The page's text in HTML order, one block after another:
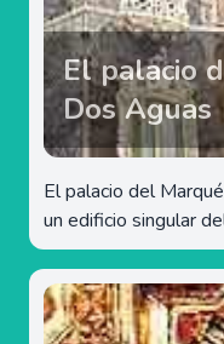
El palacio
Dos Aguas
El palacio del
un edificio singular